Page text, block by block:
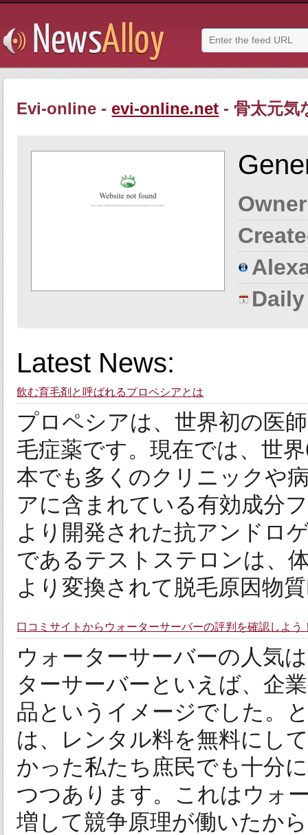
Evi-online - evi-online.net - 骨太元気
Latest News:
飲む育毛剤と呼ばれるプロペシアとは
プロペシアは、世界初の医
毛症薬です。現在では、世
本でも多くのクリニックや
アに含まれている有効成分
より開発された抗アンドロ
であるテストステロンは、
より変換されて脱毛原因物
口コミサイトからウォーターサーバーの評判を確認しよう
ウォーターサーバーの人気
ターサーバーといえば、企
品というイメージでした。
は、レンタル料を無料にし
かった私たち庶民でも十分
つつあります。これはウォ
増して競争原理が働いたか